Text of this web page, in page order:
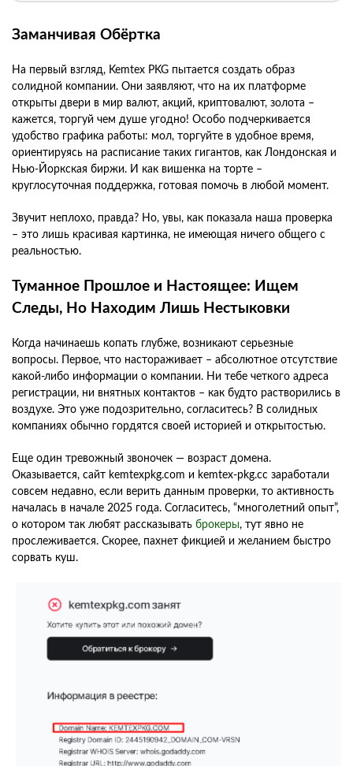
Заманчивая Обёртка
На первый взгляд, Kemtex PKG пытается создать образ
солидной компании. Они заявляют, что на их платформе
открыты двери в мир валют, акций, криптовалют, золота –
кажется, торгуй чем душе угодно! Особо подчеркивается
удобство графика работы: мол, торгуйте в удобное время,
ориентируясь на расписание таких гигантов, как Лондонская и
Нью-Йоркская биржи. И как вишенка на торте –
круглосуточная поддержка, готовая помочь в любой момент.
Звучит неплохо, правда? Но, увы, как показала наша проверка
– это лишь красивая картинка, не имеющая ничего общего с
реальностью.
Туманное Прошлое и Настоящее: Ищем
Следы, Но Находим Лишь Нестыковки
Когда начинаешь копать глубже, возникают серьезные
вопросы. Первое, что настораживает – абсолютное отсутствие
какой-либо информации о компании. Ни тебе четкого адреса
регистрации, ни внятных контактов – как будто растворились в
воздухе. Это уже подозрительно, согласитесь? В солидных
компаниях обычно гордятся своей историей и открытостью.
Еще один тревожный звоночек — возраст домена.
Оказывается, сайт kemtexpkg.com и kemtex-pkg.cc заработали
совсем недавно, если верить данным проверки, то активность
началась в начале 2025 года. Согласитесь, “многолетний опыт”,
о котором так любят рассказывать брокеры, тут явно не
прослеживается. Скорее, пахнет фикцией и желанием быстро
сорвать куш.